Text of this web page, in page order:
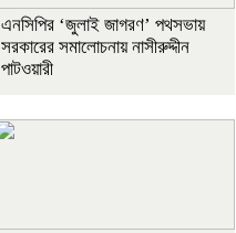
এনসিপির ‘জুলাই জাগরণ’ পথসভায়
সরকারের সমালোচনায় নাসীরুদ্দীন
পাটওয়ারী